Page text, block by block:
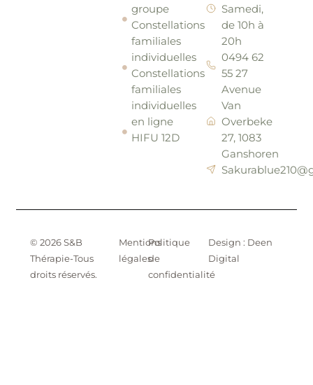
groupe
Constellations
familiales
individuelles
Constellations
familiales
individuelles
en ligne
HIFU 12D
Samedi,
de 10h à
20h
0494 62
55 27
Avenue
Van
Overbeke
27, 1083
Ganshoren
© 2026 S&B
Thérapie-Tous
droits réservés.
Mentions
légales
Politique
de
confidentialité
Design : Deen
Digital